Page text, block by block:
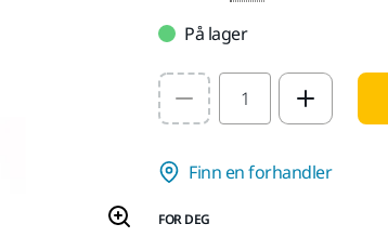
På lager
Select quantity value
Finn en forhandler
FOR DEG